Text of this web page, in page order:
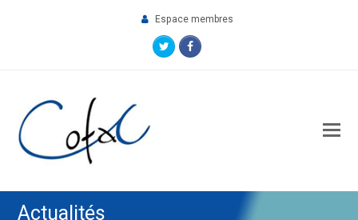
Espace membres
TwitterFacebook
Actualités